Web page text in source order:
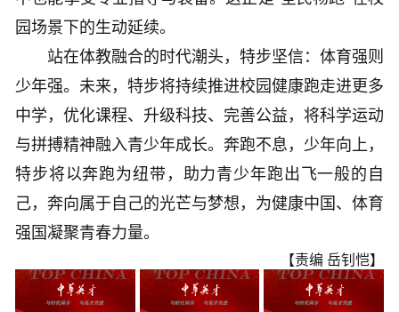
园场景下的生动延续。
站在体教融合的时代潮头，特步坚信：体育强则
少年强。未来，特步将持续推进校园健康跑走进更多
中学，优化课程、升级科技、完善公益，将科学运动
与拼搏精神融入青少年成长。奔跑不息，少年向上，
特步将以奔跑为纽带，助力青少年跑出飞一般的自
己，奔向属于自己的光芒与梦想，为健康中国、体育
强国凝聚青春力量。
【责编 岳钊恺】